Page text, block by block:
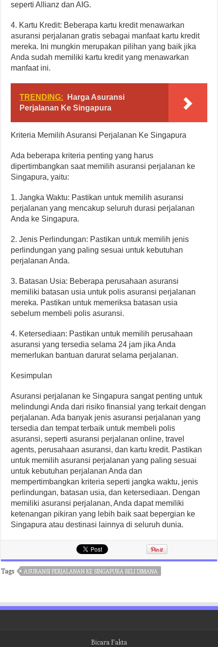
seperti Allianz dan AIG.
4. Kartu Kredit: Beberapa kartu kredit menawarkan
asuransi perjalanan gratis sebagai manfaat kartu kredit
mereka. Ini mungkin merupakan pilihan yang baik jika
Anda sudah memiliki kartu kredit yang menawarkan
manfaat ini.
TRENDING:
Harga Asuransi
Perjalanan Ke Singapura
Kriteria Memilih Asuransi Perjalanan Ke Singapura
Ada beberapa kriteria penting yang harus
dipertimbangkan saat memilih asuransi perjalanan ke
Singapura, yaitu:
1. Jangka Waktu: Pastikan untuk memilih asuransi
perjalanan yang mencakup seluruh durasi perjalanan
Anda ke Singapura.
2. Jenis Perlindungan: Pastikan untuk memilih jenis
perlindungan yang paling sesuai untuk kebutuhan
perjalanan Anda.
3. Batasan Usia: Beberapa perusahaan asuransi
memiliki batasan usia untuk polis asuransi perjalanan
mereka. Pastikan untuk memeriksa batasan usia
sebelum membeli polis asuransi.
4. Ketersediaan: Pastikan untuk memilih perusahaan
asuransi yang tersedia selama 24 jam jika Anda
memerlukan bantuan darurat selama perjalanan.
Kesimpulan
Asuransi perjalanan ke Singapura sangat penting untuk
melindungi Anda dari risiko finansial yang terkait dengan
perjalanan. Ada banyak jenis asuransi perjalanan yang
tersedia dan tempat terbaik untuk membeli polis
asuransi, seperti asuransi perjalanan online, travel
agents, perusahaan asuransi, dan kartu kredit. Pastikan
untuk memilih asuransi perjalanan yang paling sesuai
untuk kebutuhan perjalanan Anda dan
mempertimbangkan kriteria seperti jangka waktu, jenis
perlindungan, batasan usia, dan ketersediaan. Dengan
memiliki asuransi perjalanan, Anda dapat memiliki
ketenangan pikiran yang lebih baik saat bepergian ke
Singapura atau destinasi lainnya di seluruh dunia.
Tags ASURANSI PERJALANAN KE SINGAPURA BELI DIMANA
Bicara Fakta